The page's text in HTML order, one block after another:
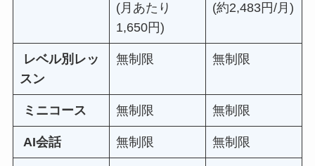
(月あたり
1,650円)
(約2,483円/月)
レベル別レッ
スン
無制限 無制限
ミニコース 無制限 無制限
AI会話 無制限 無制限